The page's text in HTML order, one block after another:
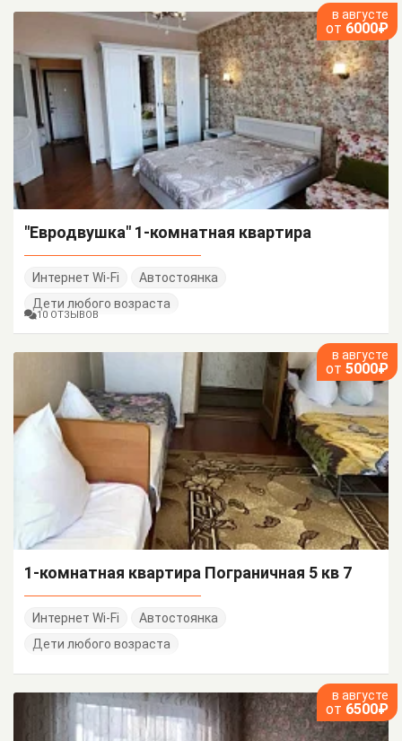
в августе
от 6000₽
"Евродвушка" 1-комнатная квартира
Интернет Wi-Fi
Автостоянка
Дети любого возраста
10 ОТЗЫВОВ
в августе
от 5000₽
1-комнатная квартира Пограничная 5 кв 7
Интернет Wi-Fi
Автостоянка
Дети любого возраста
в августе
от 6500₽